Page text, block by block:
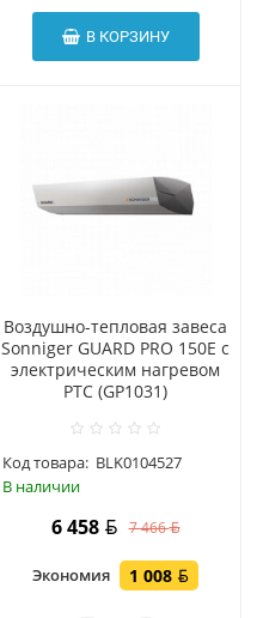
В КОРЗИНУ
Воздушно-тепловая завеса
Sonniger GUARD PRO 150E с
электрическим нагревом
PTC (GP1031)
Код товара: BLK0104527
В наличии
6 458 7 466
Экономия 1 008